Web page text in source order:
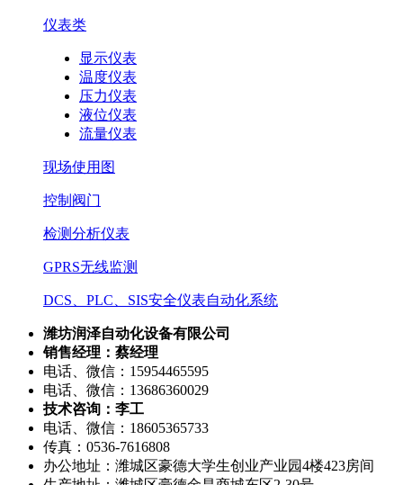
仪表类
显示仪表
温度仪表
压力仪表
液位仪表
流量仪表
现场使用图
控制阀门
检测分析仪表
GPRS无线监测
DCS、PLC、SIS安全仪表自动化系统
潍坊润泽自动化设备有限公司
销售经理：蔡经理
电话、微信：15954465595
电话、微信：13686360029
技术咨询：李工
电话、微信：18605365733
传真：0536-7616808
办公地址：潍城区豪德大学生创业产业园4楼423房间